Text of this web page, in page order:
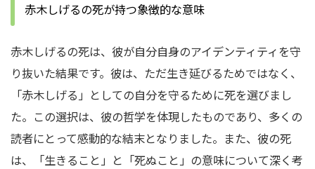
赤木しげるの死が持つ象徴的な意味
赤木しげるの死は、彼が自分自身のアイデンティティを守
り抜いた結果です。彼は、ただ生き延びるためではなく、
「赤木しげる」としての自分を守るために死を選びまし
た。この選択は、彼の哲学を体現したものであり、多くの
読者にとって感動的な結末となりました。また、彼の死
は、「生きること」と「死ぬこと」の意味について深く考